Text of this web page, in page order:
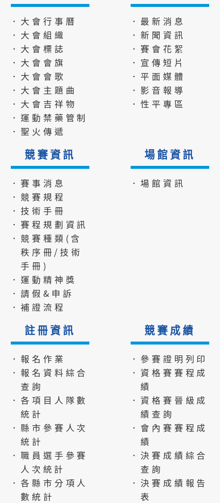
．大會行事曆
．大會組織
．大會標誌
．大會會旗
．大會會歌
．大會主題曲
．大會吉祥物
．運動禁藥管制
．聖火傳遞
．最新消息
．新聞資訊
．賽會花絮
．宣傳短片
．平面媒體
．影音報導
．性平專區
競賽資訊
．賽事消息
．競賽規程
．技術手冊
．賽程規劃資訊
．競賽種類(含
秩序冊/技術
手冊)
．運動精神獎
．請假&申訴
．補證流程
場館資訊
．場館資訊
註冊資訊
．報名作業
．報名資料綜合
查詢
．各項目人隊數
統計
．縣市參賽人次
統計
．職員選手參賽
人次統計
．各縣市分項人
數統計
競賽成績
．參賽證明列印
．資格賽賽程成
績
．資格賽晉級成
績查詢
．會內賽賽程成
績
．決賽成績綜合
查詢
．決賽成績報告
表